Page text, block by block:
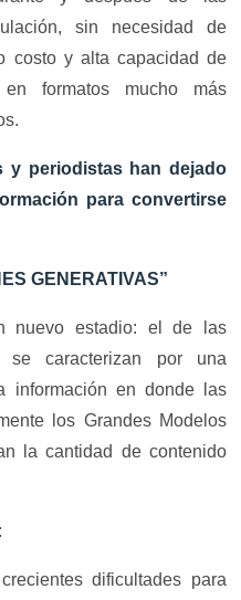
sin necesidad de
costo y alta capacidad de
formatos mucho más
y periodistas han dejado
para convertirse
GENERATIVAS”
nuevo estadio: el de las
se caracterizan por una
información en donde las
los Grandes Modelos
la cantidad de contenido
dificultades para